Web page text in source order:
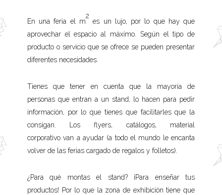
En una feria el m
2
es un lujo, por lo que hay que
aprovechar el espacio al máximo. Según el tipo de
producto o servicio que se ofrece se pueden presentar
diferentes necesidades.
Tienes que tener en cuenta que la mayoría de
personas que entran a un stand, lo hacen para pedir
información, por lo que tienes que facilitarles que la
consigan. Los flyers, catálogos, material
corporativo van a ayudar (a todo el mundo le encanta
volver de las ferias cargado de regalos y folletos).
¿Para qué montas el stand? ¡Para enseñar tus
productos! Por lo que la zona de exhibición tiene que